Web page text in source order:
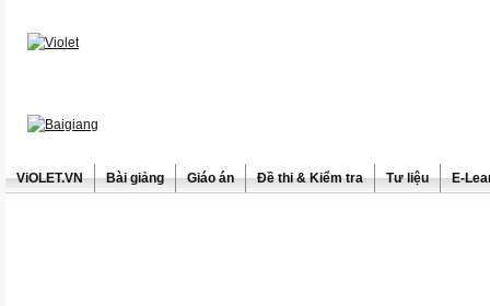
ViOLET.VN Bài giảng Giáo án Đề thi & Kiểm tra Tư liệu E-